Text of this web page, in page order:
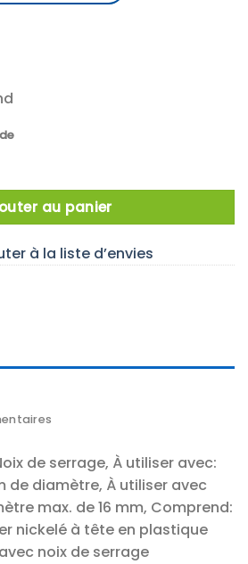
16MM/ALLIAGE NAT
au panier
à la liste d’envies
de serrage, À utiliser avec:
de diamètre, À utiliser avec
max. de 16 mm, Comprend:
nickelé à tête en plastique
noix de serrage